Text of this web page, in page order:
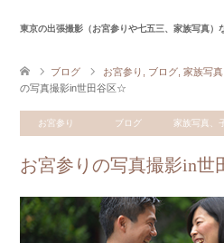
東京の出張撮影（お宮参りや七五三、家族写真）
ブログ お宮参り ブログ 家族写
の写真撮影in世田谷区☆
お宮参り ブログ 家族写真、
お宮参りの写真撮影in